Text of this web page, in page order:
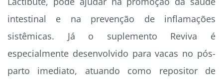
intestinal e na prevenção de inflamações
sistêmicas. Já o suplemento Reviva é
especialmente desenvolvido para vacas no pós-
parto imediato, atuando como repositor de